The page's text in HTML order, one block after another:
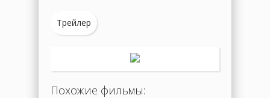
Трейлер
Похожие фильмы: